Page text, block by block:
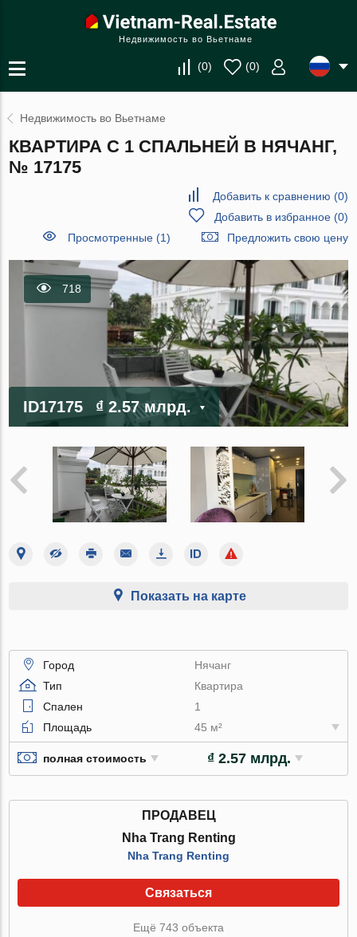
Недвижимость во Вьетнаме
(0) (0)
Недвижимость во Вьетнаме
КВАРТИРА С 1 СПАЛЬНЕЙ В НЯЧАНГ,
№ 17175
Добавить к сравнению (0)
Добавить в избранное(0)
Просмотренные (1)
Предложить свою цену
718
ID17175 ₫ 2.57 млрд.
Показать на карте
Город
Нячанг
Тип
Квартира
Спален
1
Площадь
45 м²
полная стоимость ₫ 2.57 млрд.
ПРОДАВЕЦ
Nha Trang Renting
Nha Trang Renting
Связаться
Ещё 743 объекта